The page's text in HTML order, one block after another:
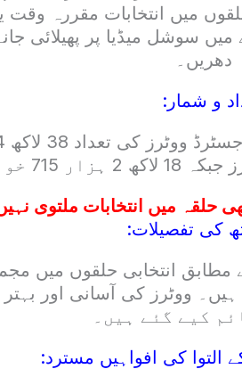
سوشل میڈیا پر پھیلائی
دھریں۔
و شمار:
حلقہ میں انتخابات ملتوی
کی تفصیلات:
کیے گئے ہیں۔
التوا کی افواہیں مسترد: